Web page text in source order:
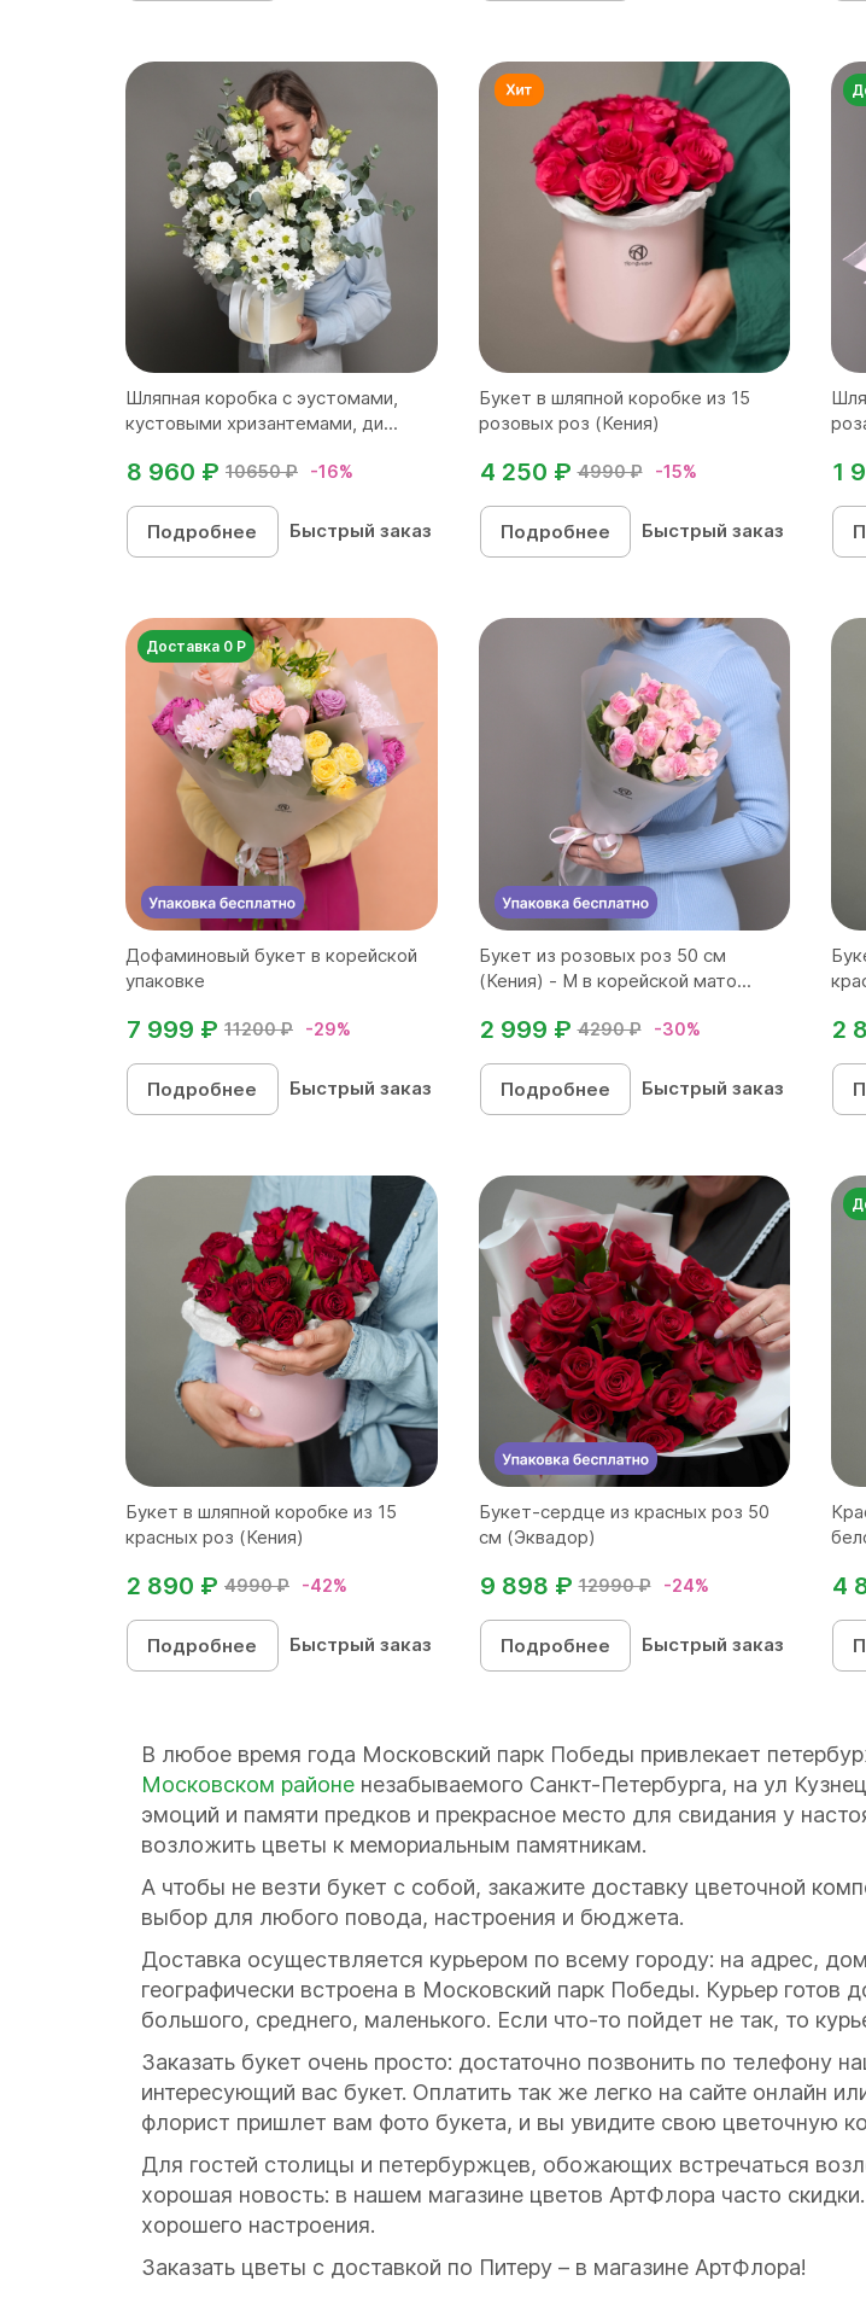
Шляпная коробка с эустомами,
кустовыми хризантемами, ди...
10650 ₽ -16%
8 960 ₽
Подробнее Быстрый заказ
Букет в шляпной коробке из 15
розовых роз (Кения)
4990 ₽ -15%
4 250 ₽
Подробнее Быстрый заказ
1
Доставка 0 Р
Дофаминовый букет в корейской
упаковке
11200 ₽ -29%
7 999 ₽
Подробнее Быстрый заказ
Букет из розовых роз 50 см
(Кения) - M в корейской мато...
4290 ₽ -30%
2 999 ₽
Подробнее Быстрый заказ
2
Букет в шляпной коробке из 15
красных роз (Кения)
4990 ₽ -42%
2 890 ₽
Подробнее Быстрый заказ
Букет-сердце из красных роз 50
см (Эквадор)
12990 ₽ -24%
9 898 ₽
Подробнее Быстрый заказ
4
В любое время года Московский парк Победы привлекает
Московском районе незабываемого Санкт-Петербурга, на ул
эмоций и памяти предков и прекрасное место для свидания у
возложить цветы к мемориальным памятникам.
А чтобы не везти букет с собой, закажите доставку цветочной
выбор для любого повода, настроения и бюджета.
Доставка осуществляется курьером по всему городу: на адрес,
географически встроена в Московский парк Победы. Курьер
большого, среднего, маленького. Если что-то пойдет не так, то
Заказать букет очень просто: достаточно позвонить по телефону
интересующий вас букет. Оплатить так же легко на сайте онлайн
флорист пришлет вам фото букета, и вы увидите свою цветочную
Для гостей столицы и петербуржцев, обожающих встречаться
хорошая новость: в нашем магазине цветов АртФлора часто
хорошего настроения.
Заказать цветы с доставкой по Питеру – в магазине АртФлора!